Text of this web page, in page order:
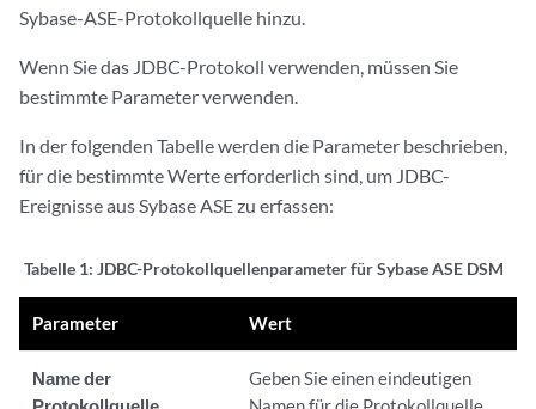
Sybase-ASE-Protokollquelle hinzu.
Wenn Sie das JDBC-Protokoll verwenden, müssen Sie
bestimmte Parameter verwenden.
In der folgenden Tabelle werden die Parameter beschrieben,
für die bestimmte Werte erforderlich sind, um JDBC-
Ereignisse aus Sybase ASE zu erfassen:
Tabelle 1: JDBC-Protokollquellenparameter für Sybase ASE DSM
Parameter Wert
Name der
Geben Sie einen eindeutigen